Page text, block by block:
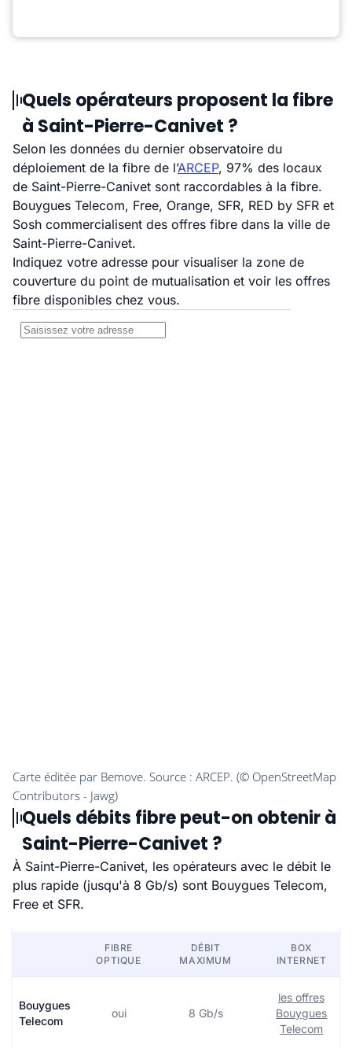
Quels opérateurs proposent la fibre
à Saint-Pierre-Canivet ?
Selon les données du dernier observatoire du
déploiement de la fibre de l’ARCEP, 97% des locaux
de Saint-Pierre-Canivet sont raccordables à la fibre.
Bouygues Telecom, Free, Orange, SFR, RED by SFR et
Sosh commercialisent des offres fibre dans la ville de
Saint-Pierre-Canivet.
Indiquez votre adresse pour visualiser la zone de
couverture du point de mutualisation et voir les offres
fibre disponibles chez vous.
Quels débits fibre peut-on obtenir à
Saint-Pierre-Canivet ?
À Saint-Pierre-Canivet, les opérateurs avec le débit le
plus rapide (jusqu'à 8 Gb/s) sont Bouygues Telecom,
Free et SFR.
FIBRE
OPTIQUE
DÉBIT
MAXIMUM
BOX
INTERNET
Bouygues
Telecom
oui 8 Gb/s
les offres
Bouygues
Telecom